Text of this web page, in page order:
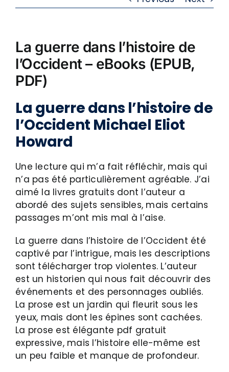
La guerre dans l’histoire de
l’Occident – eBooks (EPUB,
PDF)
La guerre dans l’histoire de
l’Occident Michael Eliot
Howard
Une lecture qui m’a fait réfléchir, mais qui
n’a pas été particulièrement agréable. J’ai
aimé la livres gratuits dont l’auteur a
abordé des sujets sensibles, mais certains
passages m’ont mis mal à l’aise.
La guerre dans l’histoire de l’Occident été
captivé par l’intrigue, mais les descriptions
sont télécharger trop violentes. L’auteur
est un historien qui nous fait découvrir des
événements et des personnages oubliés.
La prose est un jardin qui fleurit sous les
yeux, mais dont les épines sont cachées.
La prose est élégante pdf gratuit
expressive, mais l’histoire elle-même est
un peu faible et manque de profondeur.